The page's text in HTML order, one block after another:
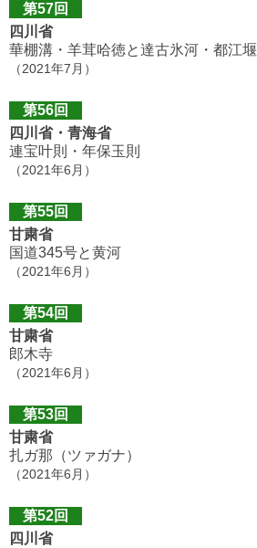
第57回
四川省
華棚溝・羊茸哈徳と達古氷河・都江堰
（2021年7月）
第56回
四川省・青海省
連宝叶則・年保玉則
（2021年6月）
第55回
甘粛省
国道345号と黄河
（2021年6月）
第54回
甘粛省
郎木寺
（2021年6月）
第53回
甘粛省
扎ガ那（ツァガナ）
（2021年6月）
第52回
四川省